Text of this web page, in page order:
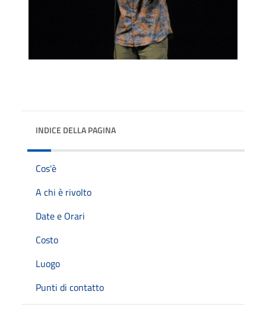
INDICE DELLA PAGINA
Cos'è
A chi è rivolto
Date e Orari
Costo
Luogo
Punti di contatto